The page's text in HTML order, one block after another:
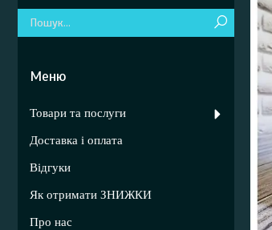
Товари та послуги
Доставка і оплата
Відгуки
Як отримати ЗНИЖКИ
Про нас